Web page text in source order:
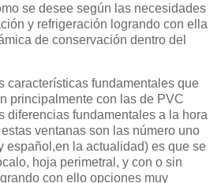
se desee según las necesidades
y refrigeración logrando con ella
de conservación dentro del
características fundamentales que
principalmente con las de PVC
diferencias fundamentales a la hora
ventanas son las número uno
español,en la actualidad) es que se
hoja perimetral , y con o sin
con ello opciones muy